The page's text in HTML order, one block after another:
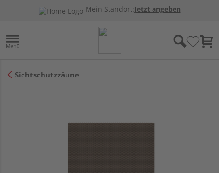
Mein Standort:Jetzt angeben
Sichtschutzzäune